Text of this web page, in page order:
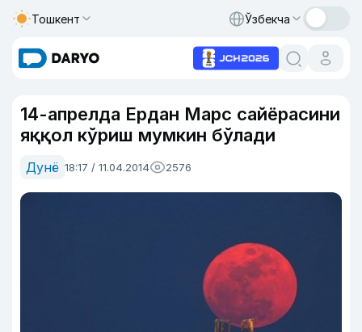
Тошкент Ўзбекча
14-апрелда Ердан Марс сайёрасини
яққол кўриш мумкин бўлади
Дунё 18:17 / 11.04.2014 2576